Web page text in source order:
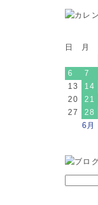
日
月
6
7
13
14
20
21
27
28
6月